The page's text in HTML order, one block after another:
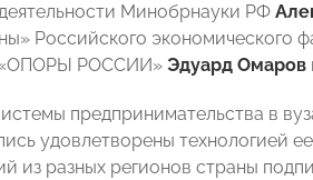
Минобрнауки РФ
Российского экономического
«ОПОРЫ РОССИИ» Эдуард Омаров
предпринимательства в
удовлетворены технологией
из разных регионов страны